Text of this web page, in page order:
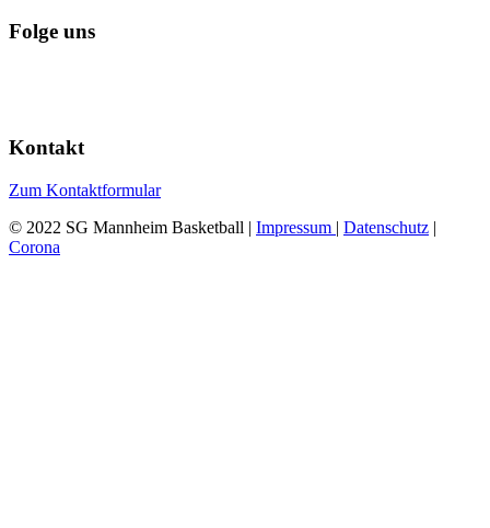
Folge uns
Kontakt
Zum Kontaktformular
© 2022 SG Mannheim Basketball | Impressum | Datenschutz |
Corona